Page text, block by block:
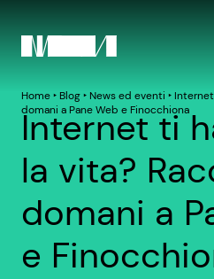
Home‣ Blog‣ News ed eventi ‣
domani a Pane Web e Finocchiona
Internet ti
la vita?
domani a
e